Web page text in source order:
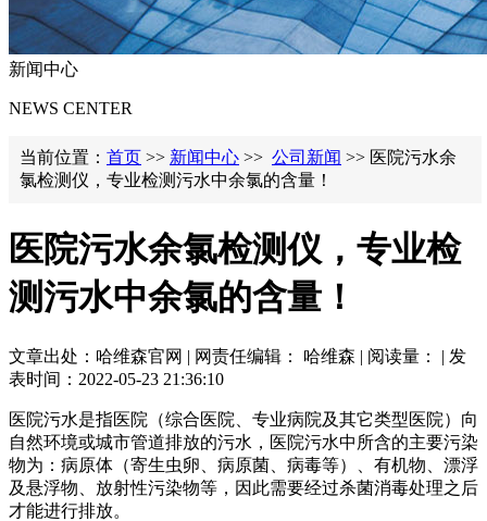
新闻中心
NEWS CENTER
当前位置： 首页 >> 新闻中心 >> 公司新闻 >> 医院污水余
氯检测仪，专业检测污水中余氯的含量！
医院污水余氯检测仪，专业检
测污水中余氯的含量！
文章出处：哈维森官网 | 网责任编辑： 哈维森 | 阅读量：
| 发
表时间：2022-05-23 21:36:10
医院污水是指医院（综合医院、专业病院及其它类型医院）向
自然环境或城市管道排放的污水，医院污水中所含的主要污染
物为：病原体（寄生虫卵、病原菌、病毒等）、有机物、漂浮
及悬浮物、放射性污染物等，因此需要经过杀菌消毒处理之后
才能进行排放。